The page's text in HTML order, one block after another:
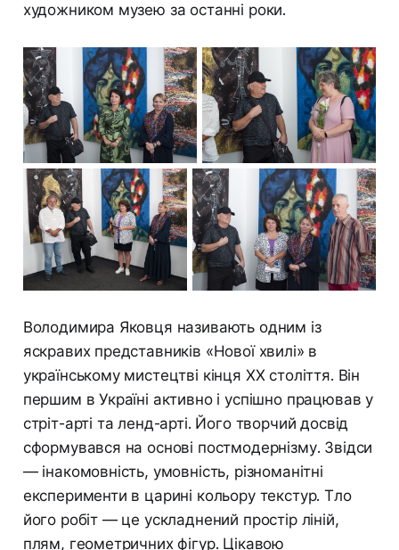
художником музею за останні роки.
Володимира Яковця називають одним із
яскравих представників «Нової хвилі» в
українському мистецтві кінця ХХ століття. Він
першим в Україні активно і успішно працював у
стріт-арті та ленд-арті. Його творчий досвід
сформувався на основі постмодернізму. Звідси
— інакомовність, умовність, різноманітні
експерименти в царині кольору текстур. Тло
його робіт — це ускладнений простір ліній,
плям, геометричних фігур. Цікавою